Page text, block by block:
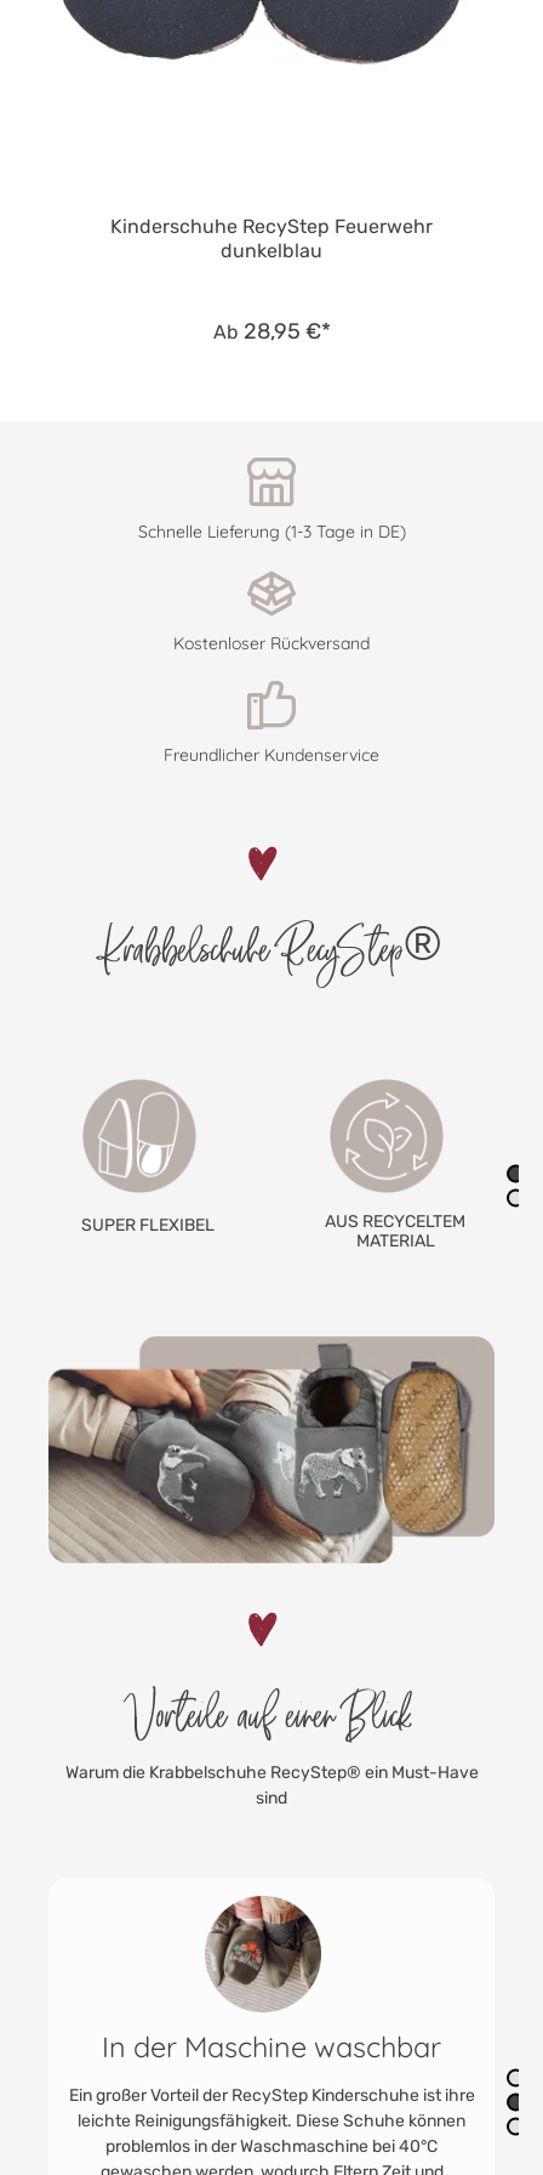
Kinderschuhe RecyStep Feuerwehr
dunkelblau
Ab 28,95 €*
Schnelle Lieferung (1-3 Tage in DE)
Kostenloser Rückversand
Freundlicher Kundenservice
Krabbelschuhe RecyStep®
AUS RECYCELTEM
RUTSCHFESTE
GRIPWALKSOHLE
Vorteile auf einen Blick
Warum die Krabbelschuhe RecyStep® ein Must-Have
sind
Robust & strapazierfähig
Die RecyStep Kinderschuhe zeichnen sich durch
ihre Robustheit und Strapazierfähigkeit aus, was sie
ideal für den alltäglichen Gebrauch im Innenbereich